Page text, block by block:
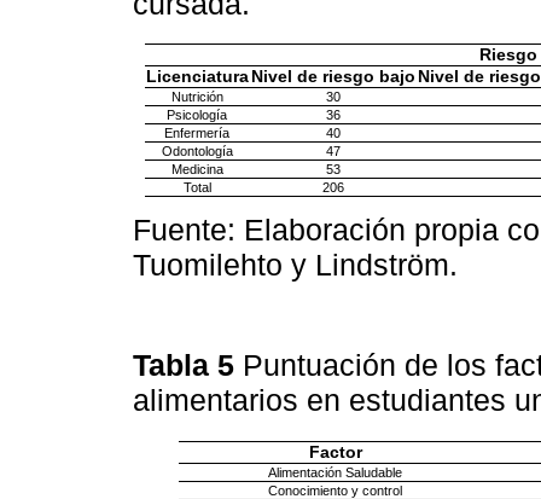
Licenciatura Nivel de riesgo bajo Nivel de
Nutrición
30
Psicología
36
Enfermería
40
Odontología
47
Medicina
53
Total
206
Fuente: Elaboración propia
Tuomilehto y Lindström.
Tabla 5 Puntuación de los
alimentarios en estudiantes
Factor
Alimentación Saludable
Conocimiento y control